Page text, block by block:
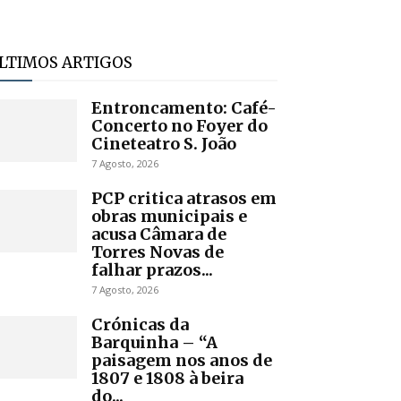
ARTIGOS
Entroncamento: Café-
Concerto no Foyer do
Cineteatro S. João
7 Agosto, 2026
PCP critica atrasos em
obras municipais e
acusa Câmara de
Torres Novas de
falhar prazos...
7 Agosto, 2026
Crónicas da
Barquinha – “A
paisagem nos anos de
1807 e 1808 à beira
do...